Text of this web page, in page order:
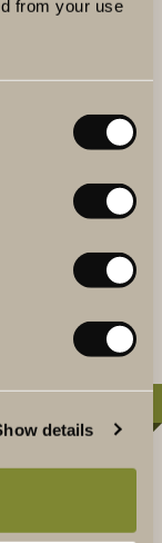
from your use
details
urbana
och ekfat av